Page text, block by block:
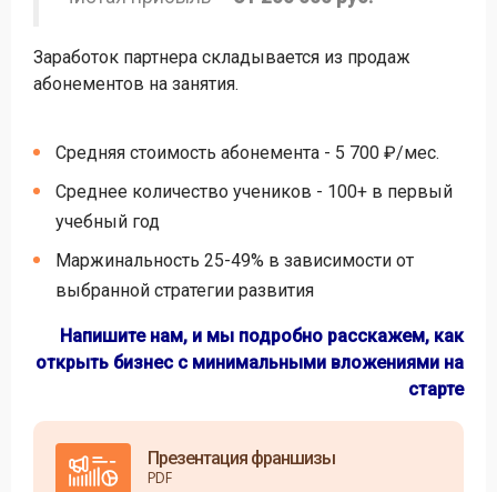
Заработок партнера складывается из продаж
абонементов на занятия.
Средняя стоимость абонемента - 5 700 ₽/мес.
Среднее количество учеников - 100+ в первый
учебный год
Маржинальность 25-49% в зависимости от
выбранной стратегии развития
Напишите нам, и мы подробно расскажем, как
открыть бизнес с минимальными вложениями на
старте
Презентация франшизы
PDF